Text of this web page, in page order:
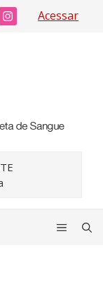
Acessar
Menu